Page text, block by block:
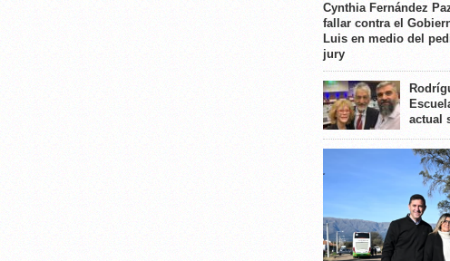
Cynthia Fernández
fallar contra el
Luis en medio del
jury
actual